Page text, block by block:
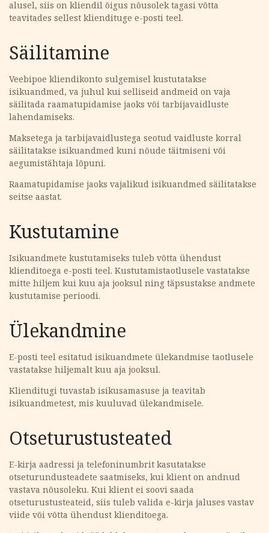
alusel, siis on kliendil õigus nõusolek tagasi võtta
teavitades sellest kliendituge e-posti teel.
Säilitamine
Veebipoe kliendikonto sulgemisel kustutatakse
isikuandmed, va juhul kui selliseid andmeid on vaja
säilitada raamatupidamise jaoks või tarbijavaidluste
lahendamiseks.
Maksetega ja tarbijavaidlustega seotud vaidluste korral
säilitatakse isikuandmed kuni nõude täitmiseni või
aegumistähtaja lõpuni.
Raamatupidamise jaoks vajalikud isikuandmed säilitatakse
seitse aastat.
Kustutamine
Isikuandmete kustutamiseks tuleb võtta ühendust
klienditoega e-posti teel. Kustutamistaotlusele vastatakse
mitte hiljem kui kuu aja jooksul ning täpsustakse andmete
kustutamise perioodi.
Ülekandmine
E-posti teel esitatud isikuandmete ülekandmise taotlusele
vastatakse hiljemalt kuu aja jooksul.
Klienditugi tuvastab isikusamasuse ja teavitab
isikuandmetest, mis kuuluvad ülekandmisele.
Otseturustusteated
E-kirja aadressi ja telefoninumbrit kasutatakse
otseturundusteadete saatmiseks, kui klient on andnud
vastava nõusoleku. Kui klient ei soovi saada
otseturustusteateid, siis tuleb valida e-kirja jaluses vastav
viide või võtta ühendust klienditoega.